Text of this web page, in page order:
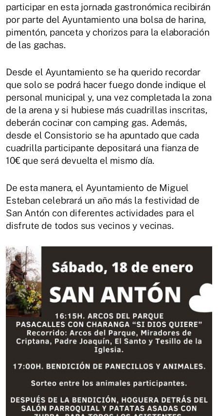
participar en esta jornada gastronómica recibirán
por parte del Ayuntamiento una bolsa de harina,
pimentón, panceta y chorizos para la elaboración
de las gachas.
Desde el Ayuntamiento se ha querido recordar
que solo se podrá hacer fuego donde indique el
personal municipal y, una vez completada la zona
de la arena y si hubiese más cuadrillas inscritas,
deberán cocinar con camping gas. Además,
desde el Consistorio se ha apuntado que cada
cuadrilla participante depositará una fianza de
10€ que será devuelta el mismo día.
De esta manera, el Ayuntamiento de Miguel
Esteban celebrará un año más la festividad de
San Antón con diferentes actividades para el
disfrute de todos sus vecinos y vecinas.